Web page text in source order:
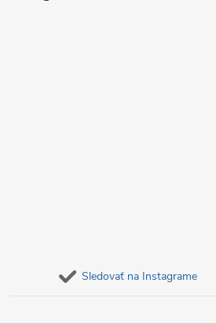
Sledovať na Instagrame